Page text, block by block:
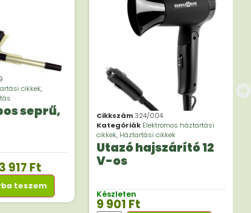
cikkek,
seprű,
917Ft
teszem
Cikkszám 324/004
Kategóriák Elektromos háztartási
cikkek, Háztartási cikkek
Utazó hajszárító 12
V-os
Készleten
9 901 Ft